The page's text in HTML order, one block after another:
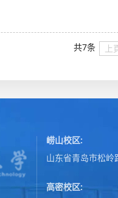
共7条 上
崂山校区:
山东省青岛市松岭
高密校区: